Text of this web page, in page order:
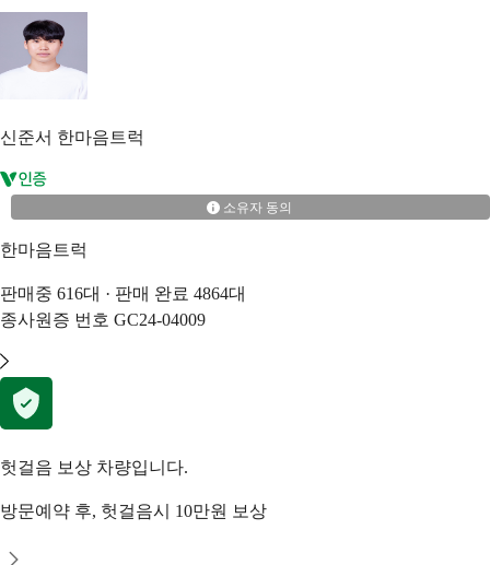
신준서 한마음트럭
소유자 동의
한마음트럭
판매중 616대 · 판매 완료 4864대
종사원증 번호 GC24-04009
헛걸음 보상 차량입니다.
방문예약 후, 헛걸음시 10만원 보상